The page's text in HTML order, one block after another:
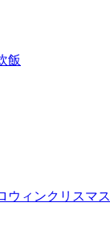
飯
ウィンクリスマス